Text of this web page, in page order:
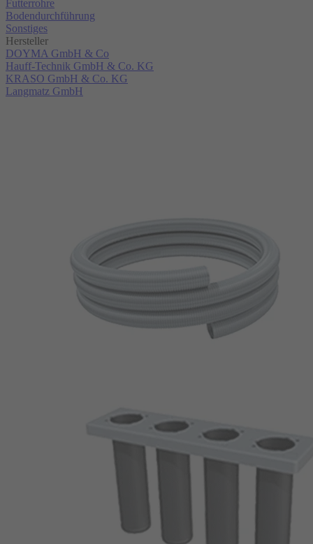
Futterrohre
Bodendurchführung
Sonstiges
Hersteller
DOYMA GmbH & Co
Hauff-Technik GmbH & Co. KG
KRASO GmbH & Co. KG
Langmatz GmbH